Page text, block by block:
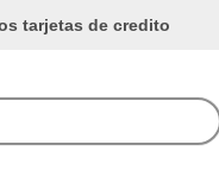
tarjetas de credito